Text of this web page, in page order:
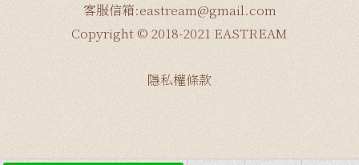
客服信箱:eastream@gmail.com
Copyright © 2018-2021 EASTREAM
隱私權條款